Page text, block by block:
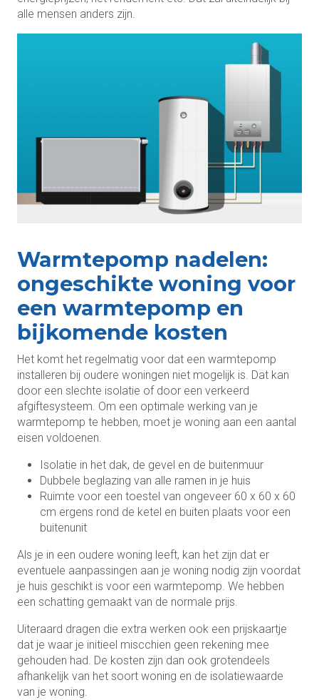
alle mensen anders zijn.
Warmtepomp nadelen:
ongeschikte woning voor
een warmtepomp en
bijkomende kosten
Het komt het regelmatig voor dat een warmtepomp
installeren bij oudere woningen niet mogelijk is. Dat kan
door een slechte isolatie of door een verkeerd
afgiftesysteem. Om een optimale werking van je
warmtepomp te hebben, moet je woning aan een aantal
eisen voldoenen.
Isolatie in het dak, de gevel en de buitenmuur
Dubbele beglazing van alle ramen in je huis
Ruimte voor een toestel van ongeveer 60 x 60 x 60
cm ergens rond de ketel en buiten plaats voor een
buitenunit
Als je in een oudere woning leeft, kan het zijn dat er
eventuele aanpassingen aan je woning nodig zijn voordat
je huis geschikt is voor een warmtepomp. We hebben
een schatting gemaakt van de normale prijs.
Uiteraard dragen die extra werken ook een prijskaartje
dat je waar je initieel miscchien geen rekening mee
gehouden had. De kosten zijn dan ook grotendeels
afhankelijk van het soort woning en de isolatiewaarde
van je woning.